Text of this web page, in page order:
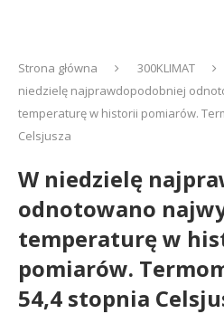
Strona główna 300KLIMAT
niedzielę najprawdopodobniej
temperaturę w historii pomiarów.
Celsjusza
W niedzielę
odnotowano
temperaturę w
pomiarów.
54,4 stopnia